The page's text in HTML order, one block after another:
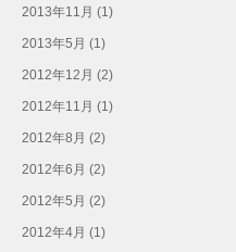
2013年11月 (1)
2013年5月 (1)
2012年12月 (2)
2012年11月 (1)
2012年8月 (2)
2012年6月 (2)
2012年5月 (2)
2012年4月 (1)